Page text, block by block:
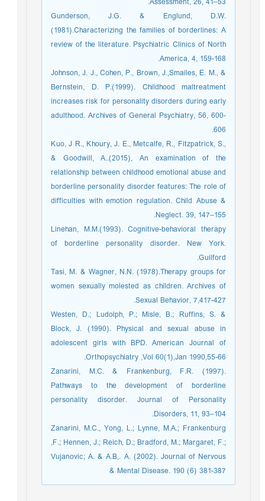
Gunderson, J.G. & Englund, D.W.
(1981).Characterizing the families of borderlines: A
review of the literature. Psychiatric Clinics of North
America, 4, 159-168.
Johnson, J. J., Cohen, P., Brown, J.,Smailes, E. M., &
Bernstein, D. P.(1999). Childhood maltreatment
increases risk for personality disorders during early
adulthood. Archives of General Psychiatry, 56, 600-
606.
Kuo, J R., Khoury, J. E., Metcalfe, R., Fitzpatrick, S.,
& Goodwill, A..(2015), An examination of the
relationship between childhood emotional abuse and
borderline personality disorder features: The role of
difficulties with emotion regulation. Child Abuse &
Neglect. 39, 147–155.
Linehan, M.M.(1993). Cognitive-behavioral therapy
of borderline personality disorder. New York.
Guilford.
Tasi, M. & Wagner, N.N. (1978).Therapy groups for
women sexually molested as children. Archives of
Sexual Behavior, 7,417-427.
Westen, D.; Ludolph, P.; Misle, B.; Ruffins, S. &
Block, J. (1990). Physical and sexual abuse in
adolescent girls with BPD. American Journal of
Orthopsychiatry ,Vol 60(1),Jan 1990,55-66.
Zanarini, M.C. & Frankenburg, F.R. (1997).
Pathways to the development of borderline
personality disorder. Journal of Personality
Disorders, 11, 93–104.
Zanarini, M.C., Yong, L.; Lynne, M.A.; Frankenburg
,F.; Hennen, J.; Reich, D.; Bradford, M.; Margaret, F.;
Vujanovic; A. & A.B,. A. (2002). Journal of Nervous
& Mental Disease. 190 (6) 381-387